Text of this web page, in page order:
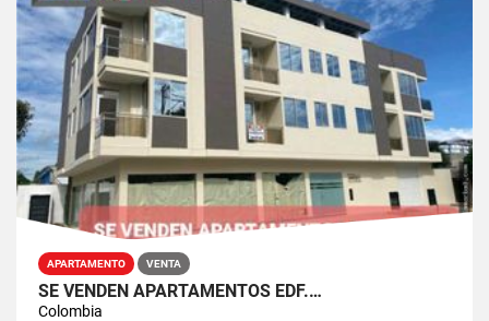
APARTAMENTO VENTA
SE VENDEN APARTAMENTOS EDF.…
Colombia